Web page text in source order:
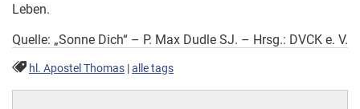
Leben.
Quelle: „Sonne Dich“ – P. Max Dudle SJ. – Hrsg.: DVCK e. V.
hl. Apostel Thomas |alle tags